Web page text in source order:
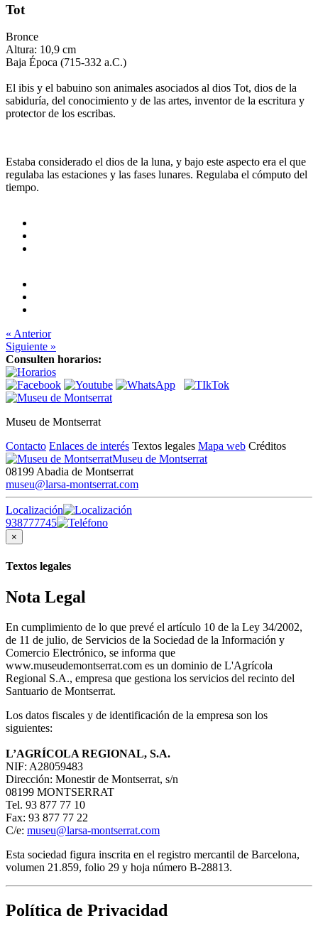
Tot
Bronce
Altura: 10,9 cm
Baja Época (715-332 a.C.)
El ibis y el babuino son animales asociados al dios Tot, dios de la
sabiduría, del conocimiento y de las artes, inventor de la escritura y
protector de los escribas.
Estaba considerado el dios de la luna, y bajo este aspecto era el que
regulaba las estaciones y las fases lunares. Regulaba el cómputo del
tiempo.
« Anterior
Siguiente »
Consulten horarios:
Museu de Montserrat
Contacto Enlaces de interés Textos legales Mapa web Créditos
Museu de Montserrat
08199 Abadia de Montserrat
museu@larsa-montserrat.com
Localización
938777745
×
Textos legales
Nota Legal
En cumplimiento de lo que prevé el artículo 10 de la Ley 34/2002,
de 11 de julio, de Servicios de la Sociedad de la Información y
Comercio Electrónico, se informa que
www.museudemontserrat.com es un dominio de L'Agrícola
Regional S.A., empresa que gestiona los servicios del recinto del
Santuario de Montserrat.
Los datos fiscales y de identificación de la empresa son los
siguientes:
L’AGRÍCOLA REGIONAL, S.A.
NIF: A28059483
Dirección: Monestir de Montserrat, s/n
08199 MONTSERRAT
Tel. 93 877 77 10
Fax: 93 877 77 22
C/e: museu@larsa-montserrat.com
Esta sociedad figura inscrita en el registro mercantil de Barcelona,
volumen 21.859, folio 29 y hoja número B-28813.
Política de Privacidad